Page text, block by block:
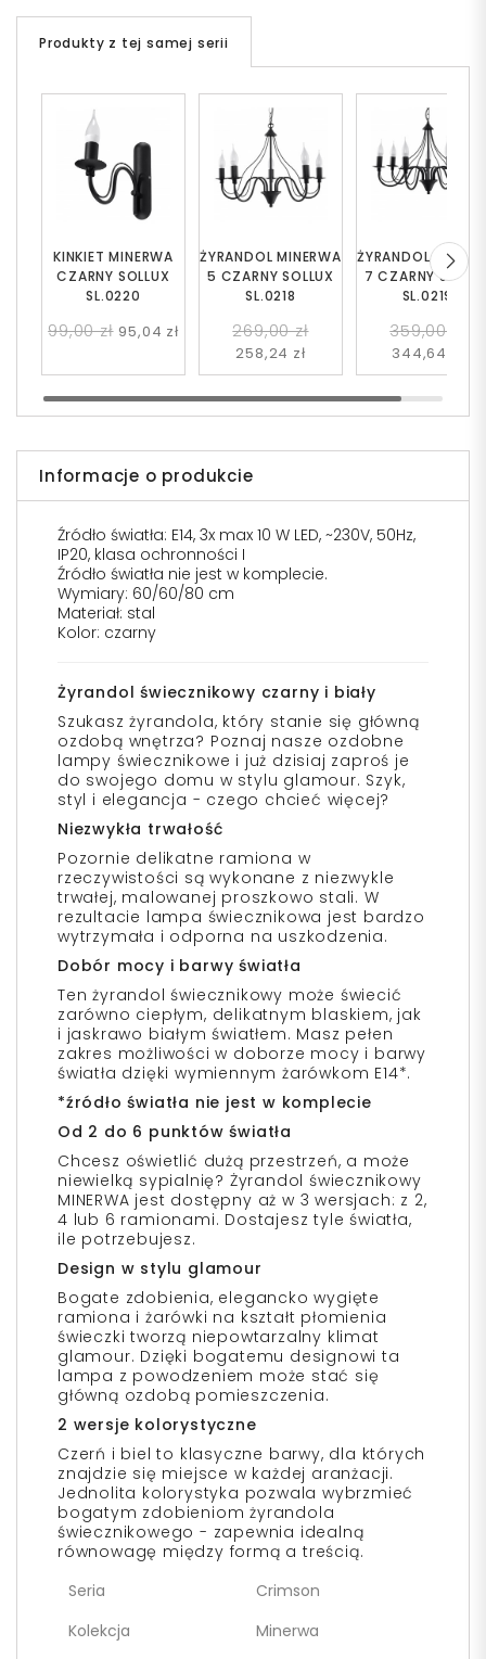
Produkty z tej samej serii
ŻYRANDOL MINERWA
5 CZARNY SOLLUX
SL.0218
269,00 zł
258,24 zł
ŻYRANDOL
7 CZARNY
SL.0219
359,00 zł
344,64 zł
KINKIET MINERWA
CZARNY SOLLUX
SL.0220
99,00 zł 95,04 zł
Informacje o produkcie
Źródło światła: E14, 3x max 10 W LED, ~230V, 50Hz,
IP20, klasa ochronności I
Źródło światła nie jest w komplecie.
Wymiary: 60/60/80 cm
Materiał: stal
Kolor: czarny
Żyrandol świecznikowy czarny i biały
Szukasz żyrandola, który stanie się główną
ozdobą wnętrza? Poznaj nasze ozdobne
lampy świecznikowe i już dzisiaj zaproś je
do swojego domu w stylu glamour. Szyk,
styl i elegancja - czego chcieć więcej?
Niezwykła trwałość
Pozornie delikatne ramiona w
rzeczywistości są wykonane z niezwykle
trwałej, malowanej proszkowo stali. W
rezultacie lampa świecznikowa jest bardzo
wytrzymała i odporna na uszkodzenia.
Dobór mocy i barwy światła
Ten żyrandol świecznikowy może świecić
zarówno ciepłym, delikatnym blaskiem, jak
i jaskrawo białym światłem. Masz pełen
zakres możliwości w doborze mocy i barwy
światła dzięki wymiennym żarówkom E14*.
*źródło światła nie jest w komplecie
Od 2 do 6 punktów światła
Chcesz oświetlić dużą przestrzeń, a może
niewielką sypialnię? Żyrandol świecznikowy
MINERWA jest dostępny aż w 3 wersjach: z 2,
4 lub 6 ramionami. Dostajesz tyle światła,
ile potrzebujesz.
Design w stylu glamour
Bogate zdobienia, elegancko wygięte
ramiona i żarówki na kształt płomienia
świeczki tworzą niepowtarzalny klimat
glamour. Dzięki bogatemu designowi ta
lampa z powodzeniem może stać się
główną ozdobą pomieszczenia.
2 wersje kolorystyczne
Czerń i biel to klasyczne barwy, dla których
znajdzie się miejsce w każdej aranżacji.
Jednolita kolorystyka pozwala wybrzmieć
bogatym zdobieniom żyrandola
świecznikowego - zapewnia idealną
równowagę między formą a treścią.
Seria
Crimson
Kolekcja
Minerwa